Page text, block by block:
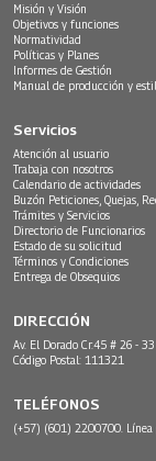
Misión y Visión
Objetivos y funciones
Normatividad
Políticas y Planes
Informes de Gestión
Manual de producción y
Servicios
Atención al usuario
Trabaja con nosotros
Calendario de actividades
Buzón Peticiones, Quejas,
Trámites y Servicios
Directorio de Funcionarios
Estado de su solicitud
Términos y Condiciones
Entrega de Obsequios
DIRECCIÓN
Av. El Dorado Cr.45 # 26 - 33
Código Postal: 111321
TELÉFONOS
(+57) (601) 2200700.